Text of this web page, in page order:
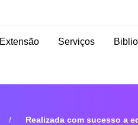
Extensão Serviços
Realizada com sucesso a